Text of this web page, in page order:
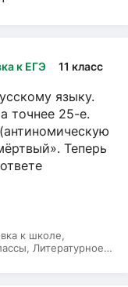
к ЕГЭ 11 класс
языку.
точнее 25-е.
Теперь
к школе,
Литературное